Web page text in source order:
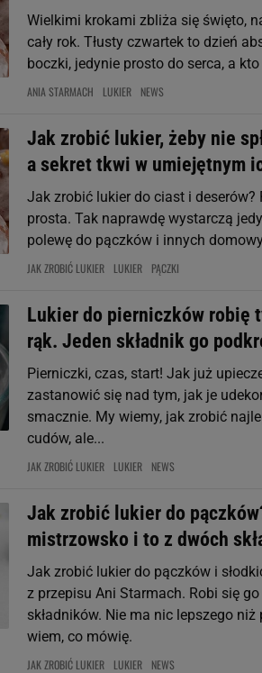
Wielkimi krokami zbliża się święto,
cały rok. Tłusty czwartek to dzień
boczki, jedynie prosto do serca, a
ANIA STARMACH LUKIER NEWS
Jak zrobić lukier, żeby nie
a sekret tkwi w umiejętnym
Jak zrobić lukier do ciast i
prosta. Tak naprawdę wystarczą
polewę do pączków i innych
JAK ZROBIĆ LUKIER LUKIER PĄCZKI
Lukier do pierniczków robię
rąk. Jeden składnik go
Pierniczki, czas, start! Jak już
zastanowić się nad tym, jak je
smacznie. My wiemy, jak zrobić
cudów, ale...
JAK ZROBIĆ LUKIER LUKIER NEWS
Jak zrobić lukier do
mistrzowsko i to z dwóch
Jak zrobić lukier do pączków i
z przepisu Ani Starmach. Robi się
składników. Nie ma nic lepszego
wiem, co mówię.
JAK ZROBIĆ LUKIER LUKIER NEWS